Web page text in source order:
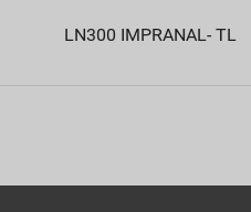
LN300 IMPRANAL- TL